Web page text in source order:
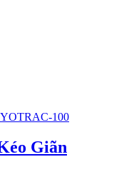
Giãn